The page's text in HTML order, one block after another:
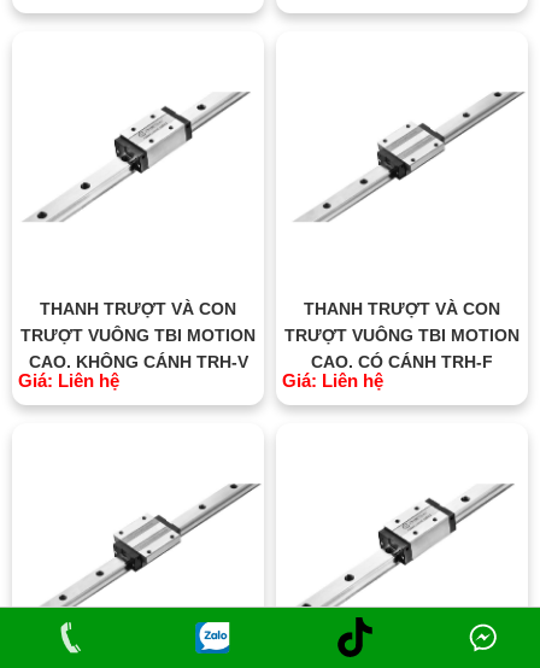
THANH TRƯỢT VÀ CON
TRƯỢT VUÔNG TBI MOTION
CAO, KHÔNG CÁNH TRH-V
Giá: Liên hệ
THANH TRƯỢT VÀ CON
TRƯỢT VUÔNG TBI MOTION
CAO, CÓ CÁNH TRH-F
Giá: Liên hệ